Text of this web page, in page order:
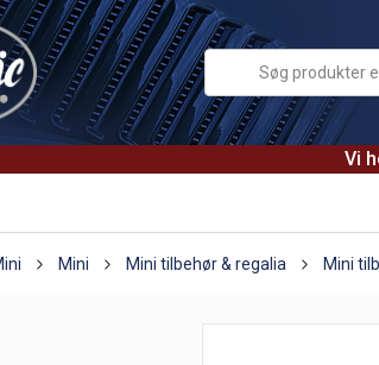
Vi
Mini Mini tilbehør & regalia Mini